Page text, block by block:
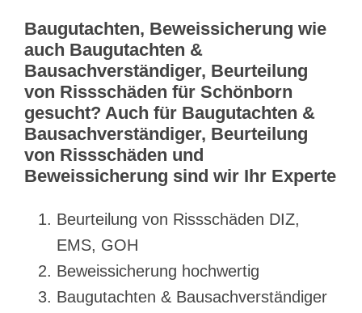
Baugutachten, Beweissicherung wie
auch Baugutachten &
Bausachverständiger, Beurteilung
von Rissschäden für Schönborn
gesucht? Auch für Baugutachten &
Bausachverständiger, Beurteilung
von Rissschäden und
Beweissicherung sind wir Ihr Experte
Beurteilung von Rissschäden DIZ,
EMS, GOH
Beweissicherung hochwertig
Baugutachten & Bausachverständiger